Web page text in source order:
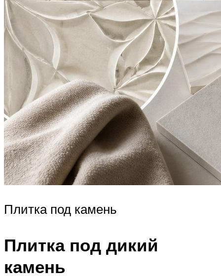
Плитка под камень
Плитка под дикий
камень